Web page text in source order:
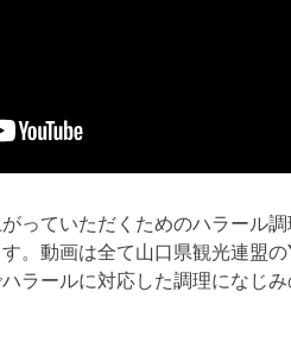
っていただくためのハラール
。動画は全て山口県観光連盟
ラールに対応した調理になじ